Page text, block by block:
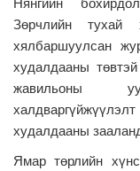
Зөрчлийн тухай
хялбаршуулсан
худалдааны
жавильоны
худалдааны
Ямар төрлийн